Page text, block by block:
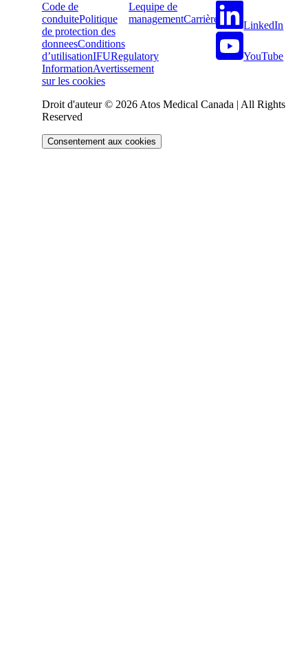
Code de
conduitePolitique
de protection des
donneesConditions
d’utilisationIFURegulatory
InformationAvertissement
sur les cookies
Lequipe de
managementCarrière
LinkedIn
YouTube
Droit d'auteur © 2026 Atos Medical Canada | All Rights
Reserved
Consentement aux cookies